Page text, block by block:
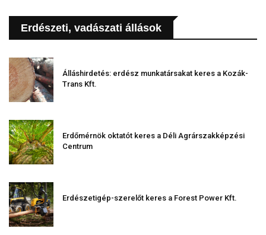
Erdészeti, vadászati állások
Álláshirdetés: erdész munkatársakat keres a Kozák-
Trans Kft.
Erdőmérnök oktatót keres a Déli Agrárszakképzési
Centrum
Erdészetigép-szerelőt keres a Forest Power Kft.